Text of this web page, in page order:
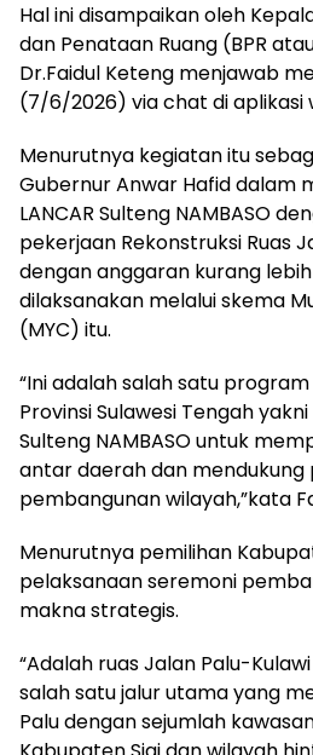
Hal ini disampaikan oleh
dan Penataan Ruang (BPR
Dr.Faidul Keteng menjawab
(7/6/2026) via chat di aplikasi
Menurutnya kegiatan itu
Gubernur Anwar Hafid dalam
LANCAR Sulteng NAMBASO
pekerjaan Rekonstruksi Ruas
dengan anggaran kurang
dilaksanakan melalui skema
(MYC) itu.
“Ini adalah salah satu
Provinsi Sulawesi Tengah yakni
Sulteng NAMBASO untuk
antar daerah dan
pembangunan wilayah,”kata
Menurutnya pemilihan
pelaksanaan seremoni
makna strategis.
“Adalah ruas Jalan Palu-
salah satu jalur utama yang
Palu dengan sejumlah